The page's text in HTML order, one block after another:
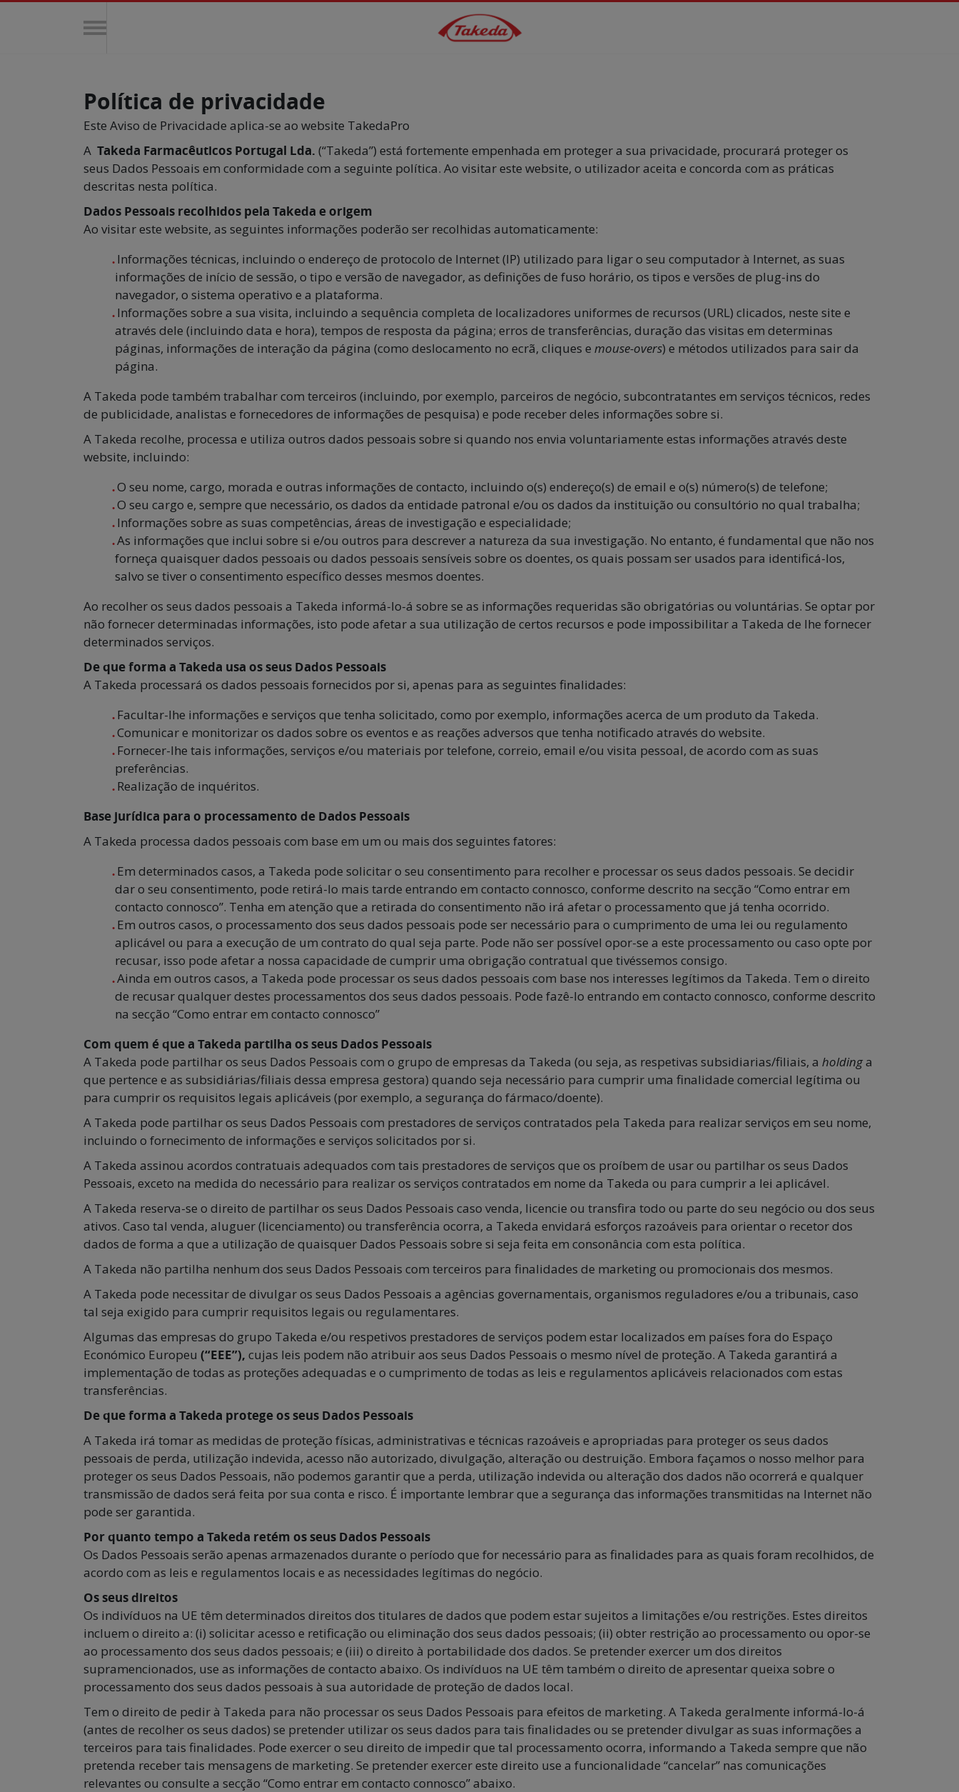
Política de privacidade
Este Aviso de Privacidade aplica-se ao website TakedaPro
A Takeda Farmacêuticos Portugal Lda. (“Takeda”) está fortemente empenhada em proteger a sua privacidade, procurará proteger os
seus Dados Pessoais em conformidade com a seguinte política. Ao visitar este website, o utilizador aceita e concorda com as práticas
descritas nesta política.
Dados Pessoais recolhidos pela Takeda e origem
Ao visitar este website, as seguintes informações poderão ser recolhidas automaticamente:
Informações técnicas, incluindo o endereço de protocolo de Internet (IP) utilizado para ligar o seu computador à Internet, as suas
informações de início de sessão, o tipo e versão de navegador, as definições de fuso horário, os tipos e versões de plug-ins do
navegador, o sistema operativo e a plataforma.
Informações sobre a sua visita, incluindo a sequência completa de localizadores uniformes de recursos (URL) clicados, neste site e
através dele (incluindo data e hora), tempos de resposta da página; erros de transferências, duração das visitas em determinas
páginas, informações de interação da página (como deslocamento no ecrã, cliques e mouse-overs) e métodos utilizados para sair da
página.
A Takeda pode também trabalhar com terceiros (incluindo, por exemplo, parceiros de negócio, subcontratantes em serviços técnicos, redes
de publicidade, analistas e fornecedores de informações de pesquisa) e pode receber deles informações sobre si.
A Takeda recolhe, processa e utiliza outros dados pessoais sobre si quando nos envia voluntariamente estas informações através deste
website, incluindo:
O seu nome, cargo, morada e outras informações de contacto, incluindo o(s) endereço(s) de email e o(s) número(s) de telefone;
O seu cargo e, sempre que necessário, os dados da entidade patronal e/ou os dados da instituição ou consultório no qual trabalha;
Informações sobre as suas competências, áreas de investigação e especialidade;
As informações que inclui sobre si e/ou outros para descrever a natureza da sua investigação. No entanto, é fundamental que não nos
forneça quaisquer dados pessoais ou dados pessoais sensíveis sobre os doentes, os quais possam ser usados para identificá-los,
salvo se tiver o consentimento específico desses mesmos doentes.
Ao recolher os seus dados pessoais a Takeda informá-lo-á sobre se as informações requeridas são obrigatórias ou voluntárias. Se optar por
não fornecer determinadas informações, isto pode afetar a sua utilização de certos recursos e pode impossibilitar a Takeda de lhe fornecer
determinados serviços.
De que forma a Takeda usa os seus Dados Pessoais
A Takeda processará os dados pessoais fornecidos por si, apenas para as seguintes finalidades:
Facultar-lhe informações e serviços que tenha solicitado, como por exemplo, informações acerca de um produto da Takeda.
Comunicar e monitorizar os dados sobre os eventos e as reações adversos que tenha notificado através do website.
Fornecer-lhe tais informações, serviços e/ou materiais por telefone, correio, email e/ou visita pessoal, de acordo com as suas
preferências.
Realização de inquéritos.
Base jurídica para o processamento de Dados Pessoais
A Takeda processa dados pessoais com base em um ou mais dos seguintes fatores:
Em determinados casos, a Takeda pode solicitar o seu consentimento para recolher e processar os seus dados pessoais. Se decidir
dar o seu consentimento, pode retirá-lo mais tarde entrando em contacto connosco, conforme descrito na secção “Como entrar em
contacto connosco”. Tenha em atenção que a retirada do consentimento não irá afetar o processamento que já tenha ocorrido.
Em outros casos, o processamento dos seus dados pessoais pode ser necessário para o cumprimento de uma lei ou regulamento
aplicável ou para a execução de um contrato do qual seja parte. Pode não ser possível opor-se a este processamento ou caso opte por
recusar, isso pode afetar a nossa capacidade de cumprir uma obrigação contratual que tivéssemos consigo.
Ainda em outros casos, a Takeda pode processar os seus dados pessoais com base nos interesses legítimos da Takeda. Tem o direito
de recusar qualquer destes processamentos dos seus dados pessoais. Pode fazê-lo entrando em contacto connosco, conforme descrito
na secção “Como entrar em contacto connosco”
Com quem é que a Takeda partilha os seus Dados Pessoais
A Takeda pode partilhar os seus Dados Pessoais com o grupo de empresas da Takeda (ou seja, as respetivas subsidiarias/filiais, a holdinga
que pertence e as subsidiárias/filiais dessa empresa gestora) quando seja necessário para cumprir uma finalidade comercial legítima ou
para cumprir os requisitos legais aplicáveis (por exemplo, a segurança do fármaco/doente).
A Takeda pode partilhar os seus Dados Pessoais com prestadores de serviços contratados pela Takeda para realizar serviços em seu nome,
incluindo o fornecimento de informações e serviços solicitados por si.
A Takeda assinou acordos contratuais adequados com tais prestadores de serviços que os proíbem de usar ou partilhar os seus Dados
Pessoais, exceto na medida do necessário para realizar os serviços contratados em nome da Takeda ou para cumprir a lei aplicável.
A Takeda reserva-se o direito de partilhar os seus Dados Pessoais caso venda, licencie ou transfira todo ou parte do seu negócio ou dos seus
ativos. Caso tal venda, aluguer (licenciamento) ou transferência ocorra, a Takeda envidará esforços razoáveis para orientar o recetor dos
dados de forma a que a utilização de quaisquer Dados Pessoais sobre si seja feita em consonância com esta política.
A Takeda não partilha nenhum dos seus Dados Pessoais com terceiros para finalidades de marketing ou promocionais dos mesmos.
A Takeda pode necessitar de divulgar os seus Dados Pessoais a agências governamentais, organismos reguladores e/ou a tribunais, caso
tal seja exigido para cumprir requisitos legais ou regulamentares.
Algumas das empresas do grupo Takeda e/ou respetivos prestadores de serviços podem estar localizados em países fora do Espaço
Económico Europeu (“EEE”), cujas leis podem não atribuir aos seus Dados Pessoais o mesmo nível de proteção. A Takeda garantirá a
implementação de todas as proteções adequadas e o cumprimento de todas as leis e regulamentos aplicáveis relacionados com estas
transferências.
De que forma a Takeda protege os seus Dados Pessoais
A Takeda irá tomar as medidas de proteção físicas, administrativas e técnicas razoáveis e apropriadas para proteger os seus dados
pessoais de perda, utilização indevida, acesso não autorizado, divulgação, alteração ou destruição. Embora façamos o nosso melhor para
proteger os seus Dados Pessoais, não podemos garantir que a perda, utilização indevida ou alteração dos dados não ocorrerá e qualquer
transmissão de dados será feita por sua conta e risco. É importante lembrar que a segurança das informações transmitidas na Internet não
pode ser garantida.
Por quanto tempo a Takeda retém os seus Dados Pessoais
Os Dados Pessoais serão apenas armazenados durante o período que for necessário para as finalidades para as quais foram recolhidos, de
acordo com as leis e regulamentos locais e as necessidades legítimas do negócio.
Os seus direitos
Os indivíduos na UE têm determinados direitos dos titulares de dados que podem estar sujeitos a limitações e/ou restrições. Estes direitos
incluem o direito a: (i) solicitar acesso e retificação ou eliminação dos seus dados pessoais; (ii) obter restrição ao processamento ou opor-se
ao processamento dos seus dados pessoais; e (iii) o direito à portabilidade dos dados. Se pretender exercer um dos direitos
supramencionados, use as informações de contacto abaixo. Os indivíduos na UE têm também o direito de apresentar queixa sobre o
processamento dos seus dados pessoais à sua autoridade de proteção de dados local.
Tem o direito de pedir à Takeda para não processar os seus Dados Pessoais para efeitos de marketing. A Takeda geralmente informá-lo-á
(antes de recolher os seus dados) se pretender utilizar os seus dados para tais finalidades ou se pretender divulgar as suas informações a
terceiros para tais finalidades. Pode exercer o seu direito de impedir que tal processamento ocorra, informando a Takeda sempre que não
pretenda receber tais mensagens de marketing. Se pretender exercer este direito use a funcionalidade “cancelar” nas comunicações
relevantes ou consulte a secção “Como entrar em contacto connosco” abaixo.